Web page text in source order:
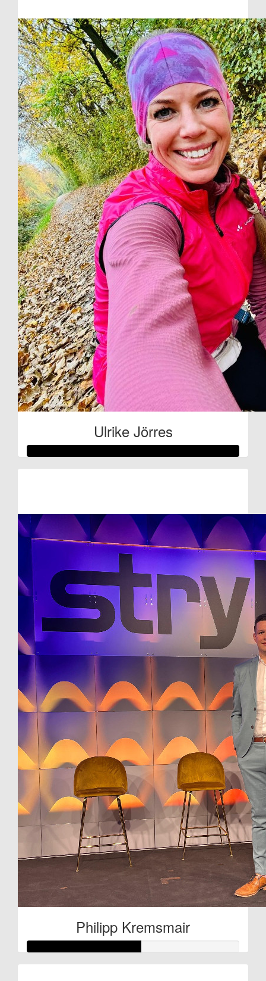
Ulrike Jörres
Philipp Kremsmair